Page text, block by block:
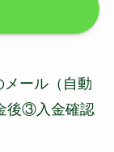
ール（自動
後③入金確認